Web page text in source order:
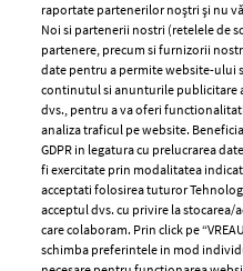
ELLE Style Awards
2024
Despre ELLE
Romania
Contact
Abonamente
raportate partenerilor noștri și nu
Noi si partenerii nostri (retelele de
partenere, precum si furnizorii
date pentru a permite website-ului
continutul si anunturile publicitare
dvs., pentru a va oferi
analiza traficul pe website.
GDPR in legatura cu prelucrarea
fi exercitate prin modalitatea
acceptati folosirea tuturor
acceptul dvs. cu privire la stocarea/
care colaboram. Prin click pe
schimba preferintele in mod